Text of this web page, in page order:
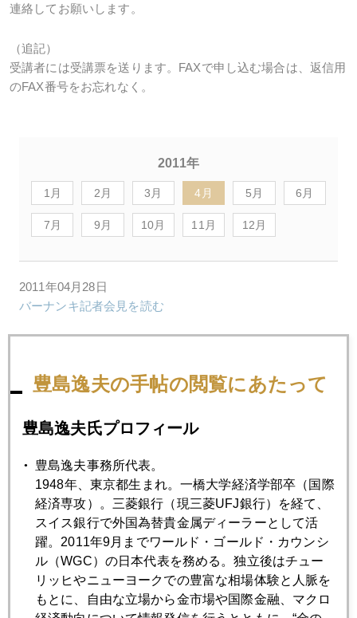
連絡してお願いします。
（追記）
受講者には受講票を送ります。FAXで申し込む場合は、返信用
のFAX番号をお忘れなく。
2011年
1月 2月 3月 4月 5月 6月
7月 9月 10月 11月 12月
2011年04月28日
バーナンキ記者会見を読む
Sell in May and go away 再び？
2011年04月26日
2011年04月25日
日経電子版コラム開始
2011年04月22日
Jカーブでジャスミン革命を読む
豊島逸夫の手帖の閲覧にあたって
豊島逸夫氏プロフィール
豊島逸夫事務所代表。
1948年、東京都生まれ。一橋大学経済学部卒（国際
経済専攻）。三菱銀行（現三菱UFJ銀行）を経て、
スイス銀行で外国為替貴金属ディーラーとして活
躍。2011年9月までワールド・ゴールド・カウンシ
ル（WGC）の日本代表を務める。独立後はチュー
リッヒやニューヨークでの豊富な相場体験と人脈を
もとに、自由な立場から金市場や国際金融、マクロ